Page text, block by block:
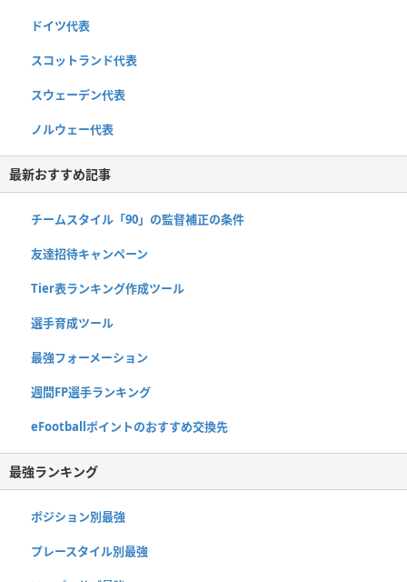
ドイツ代表
スコットランド代表
スウェーデン代表
ノルウェー代表
最新おすすめ記事
チームスタイル「90」の監督補正の条件
友達招待キャンペーン
Tier表ランキング作成ツール
選手育成ツール
最強フォーメーション
週間FP選手ランキング
eFootballポイントのおすすめ交換先
最強ランキング
ポジション別最強
プレースタイル別最強